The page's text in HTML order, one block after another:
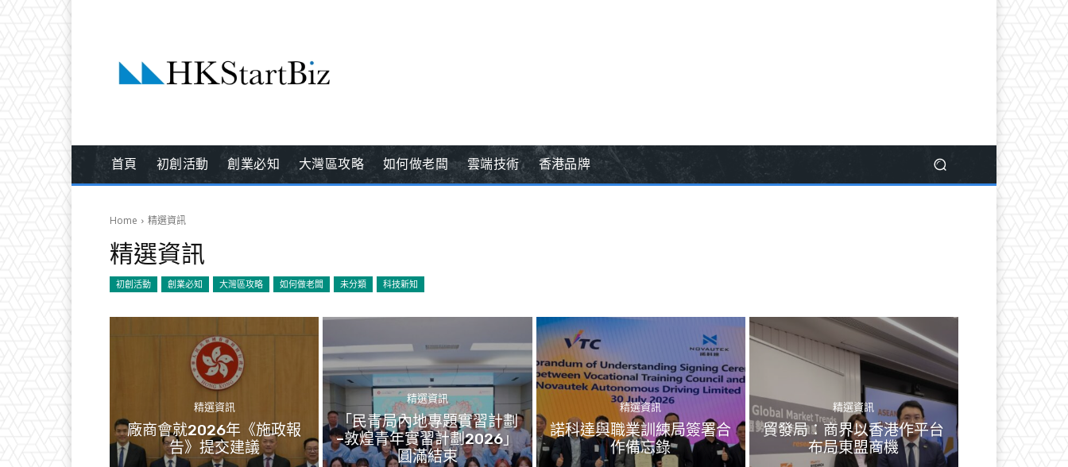
首頁 初創活動 創業必知 大灣區攻略 如何做老闆 雲端技術 香港品牌
Home 精選資訊
精選資訊
初創活動 創業必知 大灣區攻略 如何做老闆 未分類 科技新知
精選資訊
廠商會就2026年《施政報
告》提交建議
精選資訊
「民青局內地專題實習計劃
–敦煌青年實習計劃2026」
圓滿結束
精選資訊
諾科達與職業訓練局簽署合
作備忘錄
精選資訊
貿發局：商界以香港作平台
布局東盟商機